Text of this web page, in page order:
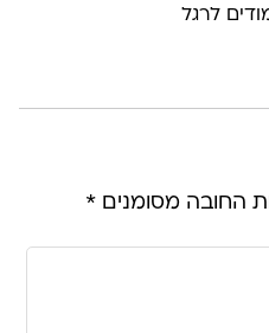
לרגל
החובה מסומנים *